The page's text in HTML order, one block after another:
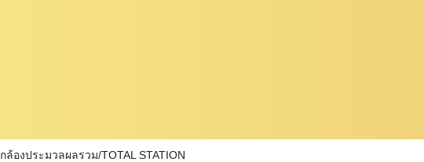
กล้องประมวลผลรวม/TOTAL STATION